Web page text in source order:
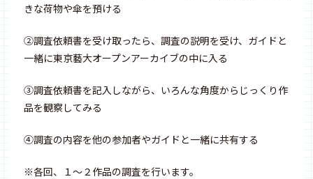
きな荷物や傘を預ける
②調査依頼書を受け取ったら、調査の説明を受け、ガイドと
一緒に東京藝大オープンアーカイブの中に入る
③調査依頼書を記入しながら、いろんな角度からじっくり作
品を観察してみる
④調査の内容を他の参加者やガイドと一緒に共有する
※各回、１～２作品の調査を行います。